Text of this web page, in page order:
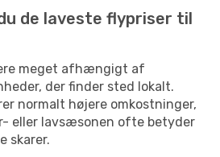
de laveste flypriser til
meget afhængigt af
der finder sted lokalt.
normalt højere omkostninger,
eller lavsæsonen ofte betyder
skarer.